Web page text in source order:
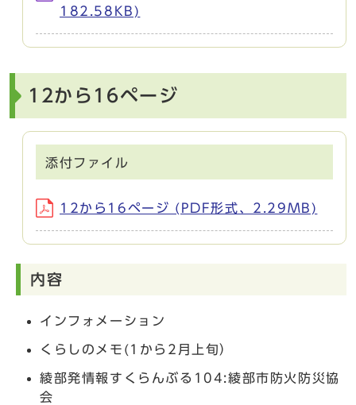
182.58KB)
12から16ページ
添付ファイル
12から16ページ (PDF形式、2.29MB)
内容
インフォメーション
くらしのメモ(1から2月上旬）
綾部発情報すくらんぶる104:綾部市防火防災協
会